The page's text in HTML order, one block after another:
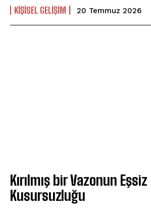
KIŞISEL GELIŞIM 20 Temmuz 2026
Kırılmış bir Vazonun Eşsiz
Kusursuzluğu